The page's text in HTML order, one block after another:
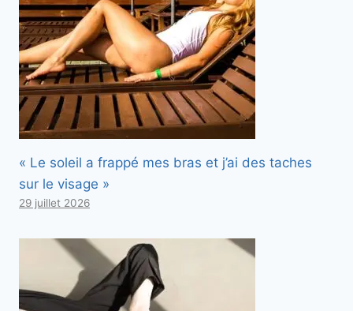
« Le soleil a frappé mes bras et j’ai des taches
sur le visage »
29 juillet 2026